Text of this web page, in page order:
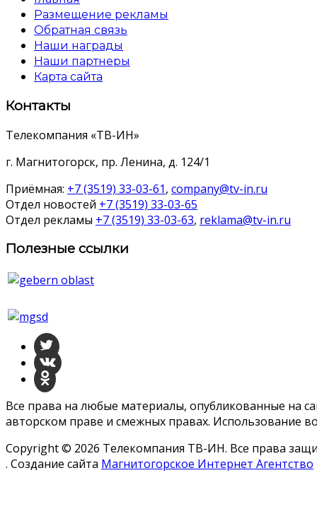
Размещение рекламы
Обратная связь
Наши награды
Наши партнеры
Карта сайта
Контакты
Телекомпания «ТВ-ИН»
г. Магнитогорск, пр. Ленина, д. 124/1
Приёмная: +7 (3519) 33-03-61, company@tv-in.ru
Отдел новостей +7 (3519) 33-03-65
Отдел рекламы +7 (3519) 33-03-63, reklama@tv-in.ru
Полезные ссылки
Все права на любые материалы, опубликованные на
авторском праве и смежных правах. Использование
Copyright © 2026 Телекомпания ТВ-ИН. Все права
. Создание сайта Магнитогорское Интернет Агентство